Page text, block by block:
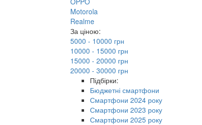
Motorola
Realme
За ціною:
5000 - 10000 грн
10000 - 15000 грн
15000 - 20000 грн
20000 - 30000 грн
Підбірки:
Бюджетні смартфони
Смартфони 2024 року
Смартфони 2023 року
Смартфони 2025 року